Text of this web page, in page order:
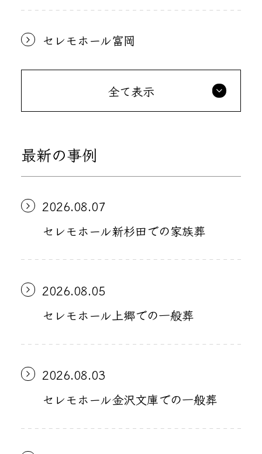
セレモホール富岡
全て表示
最新の事例
2026.08.07
セレモホール新杉田での家族葬
2026.08.05
セレモホール上郷での一般葬
2026.08.03
セレモホール金沢文庫での一般葬